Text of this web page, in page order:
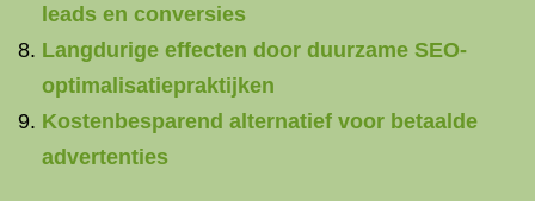
leads en conversies
Langdurige effecten door duurzame SEO-
optimalisatiepraktijken
Kostenbesparend alternatief voor betaalde
advertenties